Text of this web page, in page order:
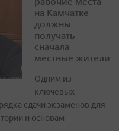
на Камчатке
должны
получать
сначала
местные жители
Одним из
ключевых
сдачи экзаменов для
и основам